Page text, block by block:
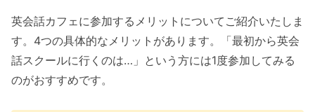
英会話カフェに参加するメリットについてご紹介いたしま
す。4つの具体的なメリットがあります。「最初から英会
話スクールに行くのは…」という方には1度参加してみる
のがおすすめです。